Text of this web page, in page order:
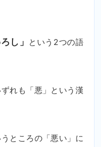
し」 という2つの語
れも「悪」という漢
ところの「悪い」に